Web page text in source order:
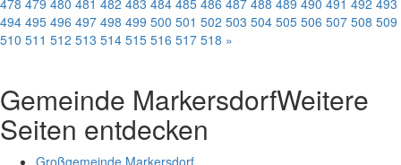
478 479 480 481 482 483 484 485 486 487 488 489 490 491 492 493
494 495 496 497 498 499 500 501 502 503 504 505 506 507 508 509
510 511 512 513 514 515 516 517 518 »
Gemeinde MarkersdorfWeitere
Seiten entdecken